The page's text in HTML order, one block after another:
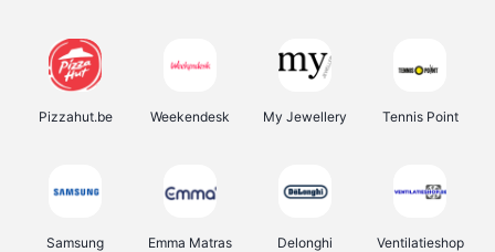
Pizzahut.be Weekendesk My Jewellery Tennis Point
Samsung Emma Matras Delonghi Ventilatieshop